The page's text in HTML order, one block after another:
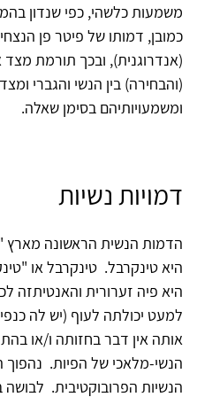
משמעות כלשהי, כפי שנדון
כמובן, דמותו של פיטר פן
(אנדרוגנית), ובכך תורמת
(והבחירה) בין הנשי והגברי
ומשמעויותיהם בסימן שאלה.
דמויות נשיות
הדמות הנשית הראשונה מארץ
היא טינקרבל. טינקרבל או
היא פיה זערורית והאנטיתזה
למעט יכולתה לעוף (יש לה
אותה אין דבר בחזותה ו/או
הנשי-מלאכי של הפיות. נהפוך
הנשיות הפרובוקטיבית.